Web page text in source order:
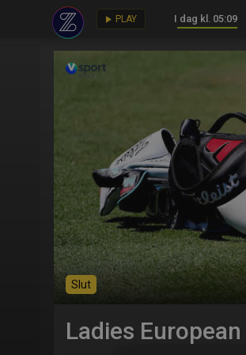
play_arrow PLAY I dag kl. 05:09
Slut
Ladies